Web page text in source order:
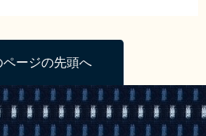
ージの先頭へ